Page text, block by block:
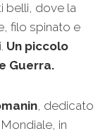
belli, dove la
filo spinato e
Un piccolo
Guerra.
, dedicato
in